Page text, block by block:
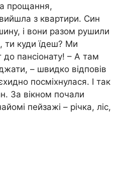
прощання,
з квартири. Син
і вони разом рушили
ти куди їдеш? Ми
до пансіонату! – А там
– швидко відповів
посміхнулася. І так
За вікном почали
пейзажі – річка, ліс,